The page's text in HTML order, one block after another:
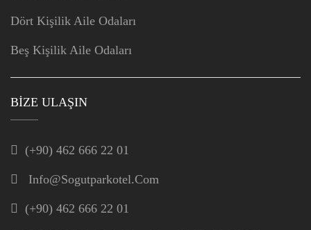
Dört Kişilik Aile Odaları
Beş Kişilik Aile Odaları
BIZE ULAŞIN
(+90) 462 666 22 01
Info@sogutparkotel.com
(+90) 462 666 22 01